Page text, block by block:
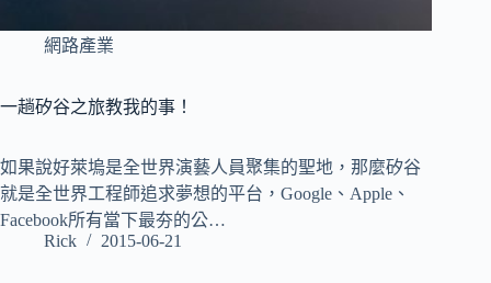
網路產業
一趟矽谷之旅教我的事！
如果說好萊塢是全世界演藝人員聚集的聖地，那麼矽谷
就是全世界工程師追求夢想的平台，Google、Apple、
Facebook所有當下最夯的公…
Rick
2015-06-21